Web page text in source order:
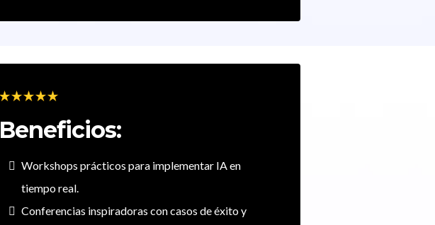
Beneficios:
Workshops prácticos para implementar IA en
tiempo real.
Conferencias inspiradoras con casos de éxito y